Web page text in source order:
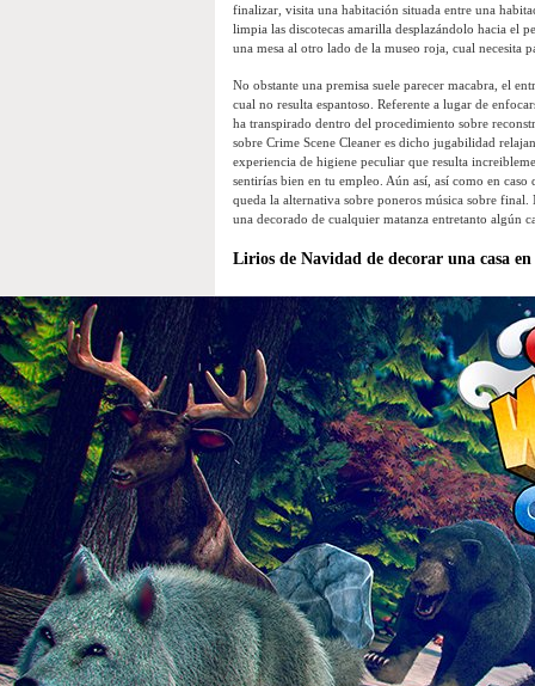
finalizar, visita una habitación situada entre una
limpia las discotecas amarilla desplazándolo hacia el
una mesa al otro lado de la museo roja, cual necesita
No obstante una premisa suele parecer macabra, el
cual no resulta espantoso. Referente a lugar de
ha transpirado dentro del procedimiento sobre
sobre Crime Scene Cleaner es dicho jugabilidad
experiencia de higiene peculiar que resulta
sentirías bien en tu empleo. Aún así, así­ como en
queda la alternativa sobre poneros música sobre
una decorado de cualquier matanza entretanto algún
Lirios de Navidad de decorar una casa en